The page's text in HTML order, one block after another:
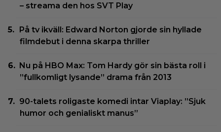
– streama den hos SVT Play
På tv ikväll: Edward Norton gjorde sin hyllade
filmdebut i denna skarpa thriller
Nu på HBO Max: Tom Hardy gör sin bästa roll i
”fullkomligt lysande” drama från 2013
90-talets roligaste komedi intar Viaplay: ”Sjuk
humor och genialiskt manus”